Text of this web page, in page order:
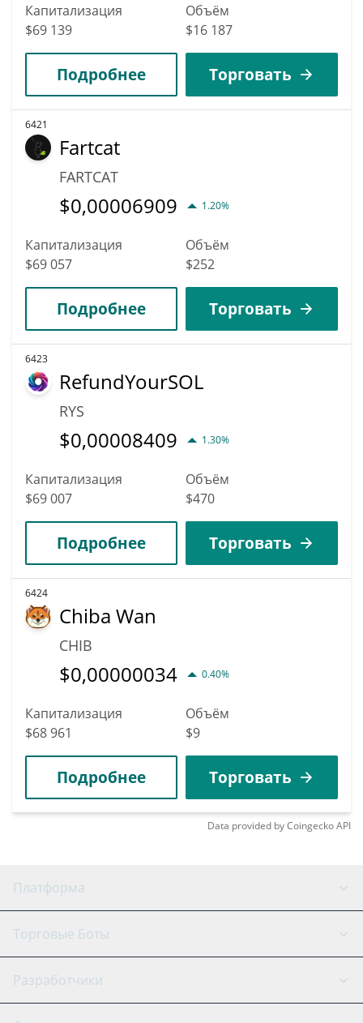
Капитализация
$69 139
Объём
$16 187
Подробнее Торговать
6421
Fartcat
FARTCAT
$0,00006909 1.20%
Капитализация
$69 057
Объём
$252
Подробнее Торговать
6423
RefundYourSOL
RYS
$0,00008409 1.30%
Капитализация
$69 007
Объём
$470
Подробнее Торговать
6424
Chiba Wan
CHIB
$0,00000034 0.40%
Капитализация
$68 961
Объём
$9
Подробнее Торговать
Data provided byCoingeckoAPI
Платформа
GRID Бот
Signal Бот
AI-ассистент
Торговые Боты
Binance
Разработчики